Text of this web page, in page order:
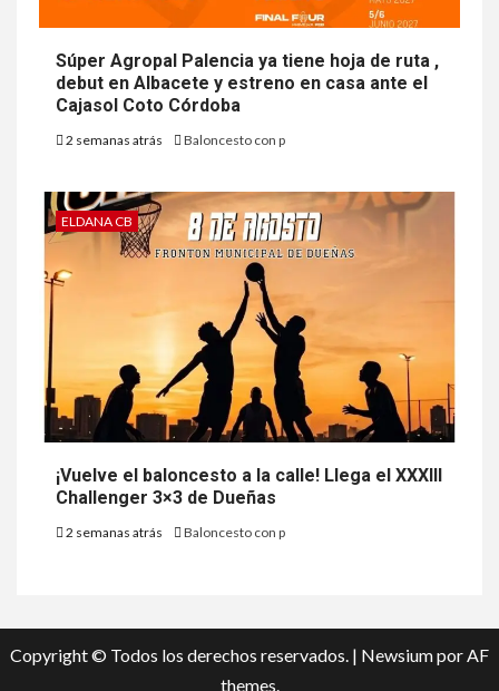
Súper Agropal Palencia ya tiene hoja de ruta ,
debut en Albacete y estreno en casa ante el
Cajasol Coto Córdoba
2 semanas atrás Baloncesto con p
ELDANA CB
¡Vuelve el baloncesto a la calle! Llega el XXXIII
Challenger 3×3 de Dueñas
2 semanas atrás Baloncesto con p
Copyright © Todos los derechos reservados. | Newsiumpor AF
themes.